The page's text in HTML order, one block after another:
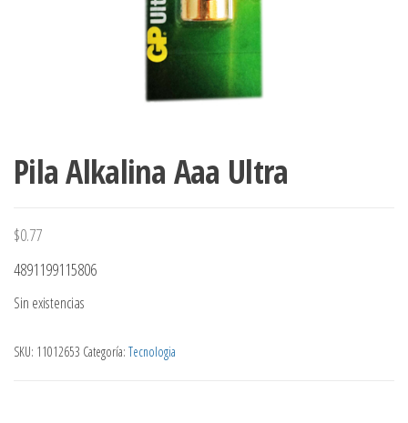
Pila Alkalina Aaa Ultra
$0.77
4891199115806
Sin existencias
SKU: 11012653 Categoría: Tecnologia